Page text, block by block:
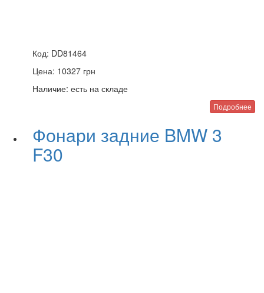
Код: DD81464
Цена: 10327 грн
Наличие: есть на складе
Подробнее
Фонари задние BMW 3
F30